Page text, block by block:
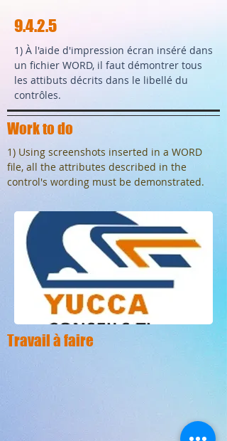
9.4.2.5
1) À l'aide d'impression écran inséré dans
un fichier WORD, il faut démontrer tous
les attibuts décrits dans le libellé du
contrôles.
Work to do
1) Using screenshots inserted in a WORD
file, all the attributes described in the
control's wording must be demonstrated.
Travail à faire